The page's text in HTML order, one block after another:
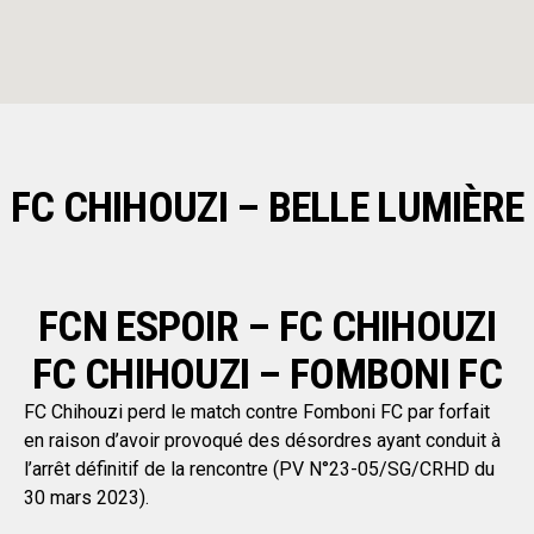
FC CHIHOUZI – BELLE LUMIÈRE
FCN ESPOIR – FC CHIHOUZI
FC CHIHOUZI – FOMBONI FC
FC Chihouzi perd le match contre Fomboni FC par forfait
en raison d’avoir provoqué des désordres ayant conduit à
l’arrêt définitif de la rencontre (PV N°23-05/SG/CRHD du
30 mars 2023).